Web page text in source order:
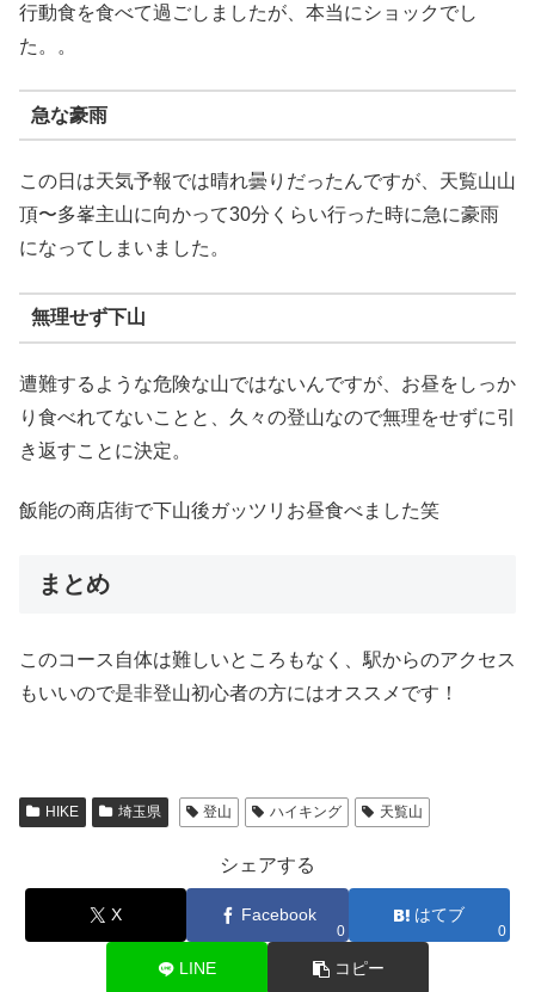
行動食を食べて過ごしましたが、本当にショックでし
た。。
急な豪雨
この日は天気予報では晴れ曇りだったんですが、天覧山山
頂〜多峯主山に向かって30分くらい行った時に急に豪雨
になってしまいました。
無理せず下山
遭難するような危険な山ではないんですが、お昼をしっか
り食べれてないことと、久々の登山なので無理をせずに引
き返すことに決定。
飯能の商店街で下山後ガッツリお昼食べました笑
まとめ
このコース自体は難しいところもなく、駅からのアクセス
もいいので是非登山初心者の方にはオススメです！
HIKE 埼玉県 登山 ハイキング 天覧山
シェアする
X Facebook
0
はてブ
0
LINE コピー